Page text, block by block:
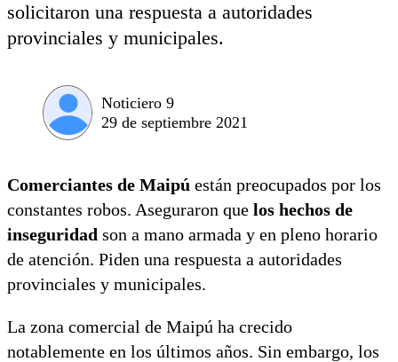
solicitaron una respuesta a autoridades
provinciales y municipales.
Noticiero 9
29 de septiembre 2021
Comerciantes de Maipú están preocupados por los
constantes robos. Aseguraron que los hechos de
inseguridad son a mano armada y en pleno horario
de atención. Piden una respuesta a autoridades
provinciales y municipales.
La zona comercial de Maipú ha crecido
notablemente en los últimos años. Sin embargo, los